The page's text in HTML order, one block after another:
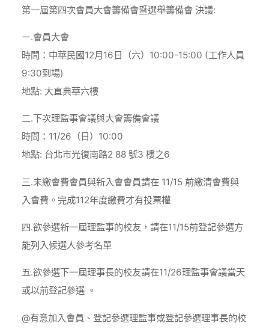
第一屆第四次會員大會籌備會暨選舉籌備會 決議:
ㄧ.會員大會
時間：中華民國12月16日（六）10:00-15:00 (工作人員
9:30到場)
地點: 大直典華六樓
二.下次理監事會議與大會籌備會議
時間：11/26（日）10:00
地點: 台北市光復南路2 88 號3 樓之6
三.未繳會費會員與新入會會員請在 11/15 前繳清會費與
入會費。完成112年度繳費才有投票權
四.欲參選新一屆理監事的校友，請在11/15前登記參選方
能列入候選人參考名單
五.欲參選下一屆理事長的校友請在11/26理監事會議當天
或以前登記參選 。
@有意加入會員、登記參選理監事或登記參選理事長的校